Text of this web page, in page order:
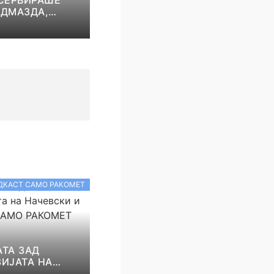
СИРОВ
ДО ТРИУМФ
САМО РАКОМЕТ
ЗАД
НА